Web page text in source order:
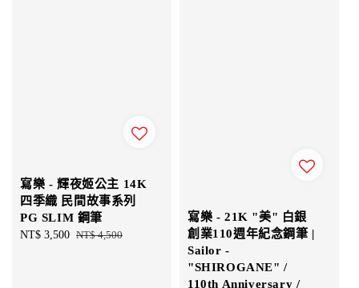
寫樂 - 輝夜姬公主 14K
四季織 民間故事系列
PG SLIM 鋼筆
Sale
NT$ 3,500 Regular
NT$ 4,500
寫樂 - 21K "美" 白銀
創業110週年紀念鋼筆 |
Sailor -
"SHIROGANE" /
110th Anniversary /